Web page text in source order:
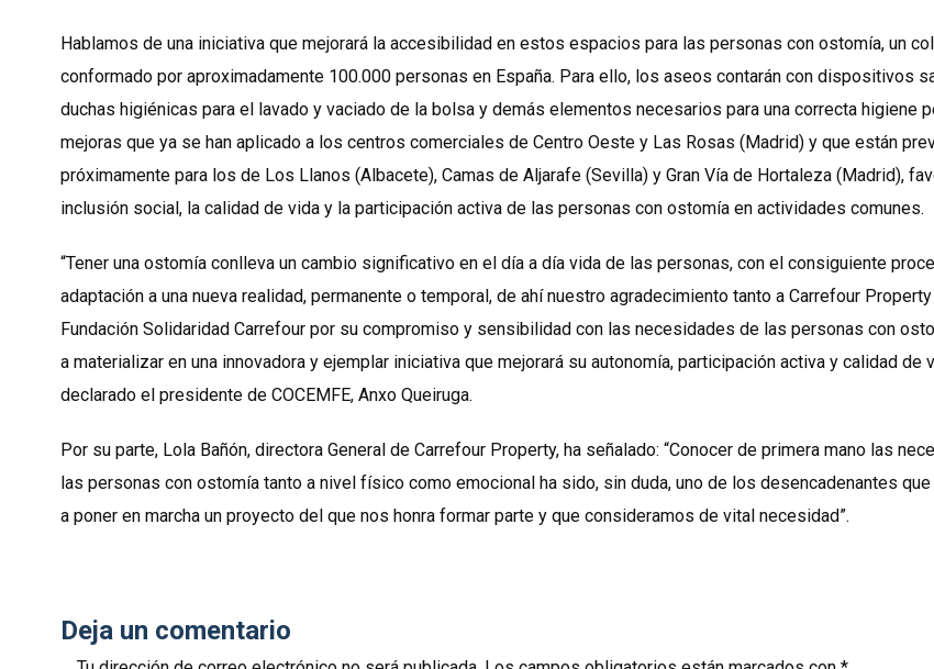
Hablamos de una iniciativa que mejorará la accesibilidad en estos espacios para las personas con ostomía, un
conformado por aproximadamente 100.000 personas en España. Para ello, los aseos contarán con dispositivos
duchas higiénicas para el lavado y vaciado de la bolsa y demás elementos necesarios para una correcta higiene
mejoras que ya se han aplicado a los centros comerciales de Centro Oeste y Las Rosas (Madrid) y que están
próximamente para los de Los Llanos (Albacete), Camas de Aljarafe (Sevilla) y Gran Vía de Hortaleza (Madrid),
inclusión social, la calidad de vida y la participación activa de las personas con ostomía en actividades comunes.
“Tener una ostomía conlleva un cambio significativo en el día a día vida de las personas, con el consiguiente
adaptación a una nueva realidad, permanente o temporal, de ahí nuestro agradecimiento tanto a Carrefour
Fundación Solidaridad Carrefour por su compromiso y sensibilidad con las necesidades de las personas con
a materializar en una innovadora y ejemplar iniciativa que mejorará su autonomía, participación activa y calidad de
declarado el presidente de COCEMFE, Anxo Queiruga.
Por su parte, Lola Bañón, directora General de Carrefour Property, ha señalado: “Conocer de primera mano las
las personas con ostomía tanto a nivel físico como emocional ha sido, sin duda, uno de los desencadenantes
a poner en marcha un proyecto del que nos honra formar parte y que consideramos de vital necesidad”.
Deja un comentario